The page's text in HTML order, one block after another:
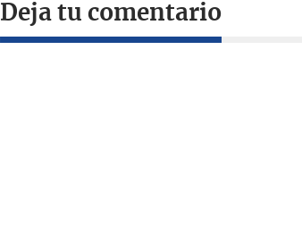
Deja tu comentario